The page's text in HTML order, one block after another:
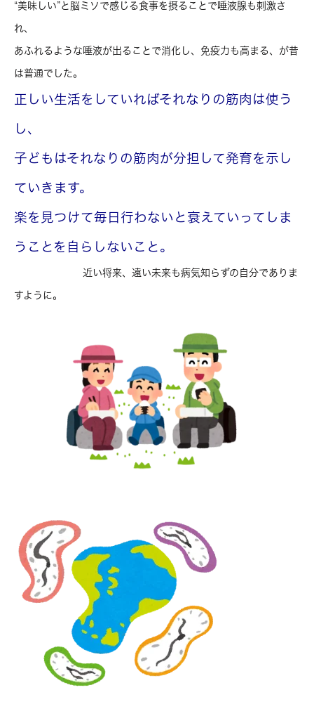
“美味しい”と脳ミソで感じる食事を摂ることで唾液腺も刺激さ
れ、
あふれるような唾液が出ることで消化し、免疫力も高まる、が昔
は普通でした。
正しい生活をしていればそれなりの筋肉は使う
し、
子どもはそれなりの筋肉が分担して発育を示し
ていきます。
楽を見つけて毎日行わないと衰えていってしま
うことを自らしないこと。
近い将来、遠い未来も病気知らずの自分でありま
すように。